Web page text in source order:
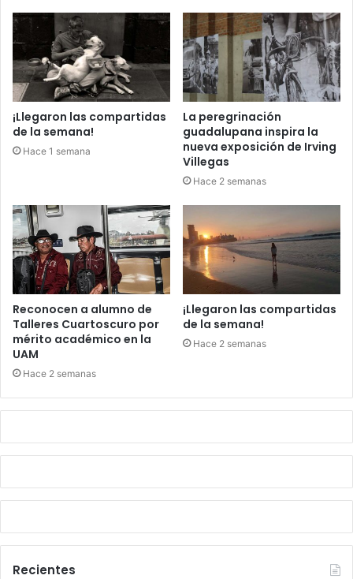
¡Llegaron las compartidas
de la semana!
Hace 1 semana
La peregrinación
guadalupana inspira la
nueva exposición de Irving
Villegas
Hace 2 semanas
Reconocen a alumno de
Talleres Cuartoscuro por
mérito académico en la
UAM
Hace 2 semanas
¡Llegaron las compartidas
de la semana!
Hace 2 semanas
Recientes